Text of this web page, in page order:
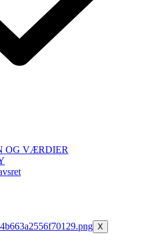
OG VÆRDIER
X